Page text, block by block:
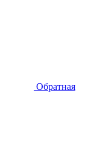
Обратная